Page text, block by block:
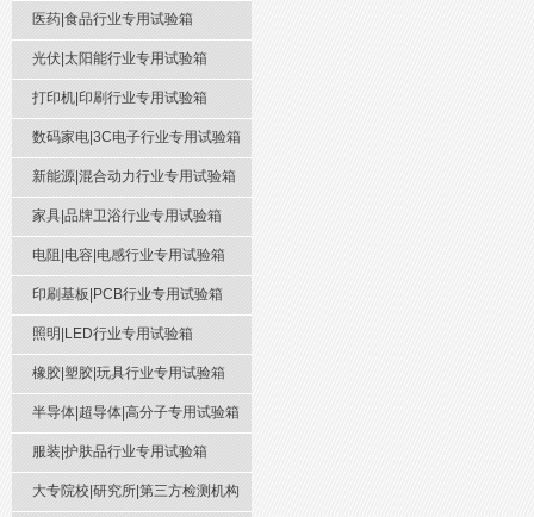
医药|食品行业专用试验箱
光伏|太阳能行业专用试验箱
打印机|印刷行业专用试验箱
数码家电|3C电子行业专用试验箱
新能源|混合动力行业专用试验箱
家具|品牌卫浴行业专用试验箱
电阻|电容|电感行业专用试验箱
印刷基板|PCB行业专用试验箱
照明|LED行业专用试验箱
橡胶|塑胶|玩具行业专用试验箱
半导体|超导体|高分子专用试验箱
服装|护肤品行业专用试验箱
大专院校|研究所|第三方检测机构